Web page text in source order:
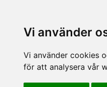
Vi använder
Vi använder cookies
för att analysera vår